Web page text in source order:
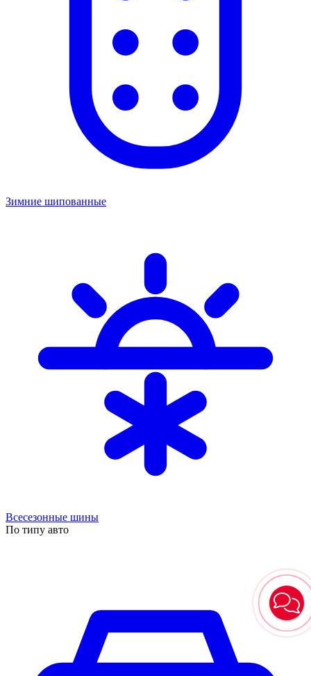
Зимние шипованные
Всесезонные шины
По типу авто